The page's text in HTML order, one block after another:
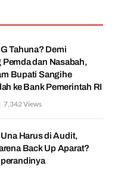
Tahuna? Demi
Pemda dan Nasabah,
Bupati Sangihe
ke Bank Pemerintah RI
7,342 Views
Harus di Audit,
Back Up Aparat?